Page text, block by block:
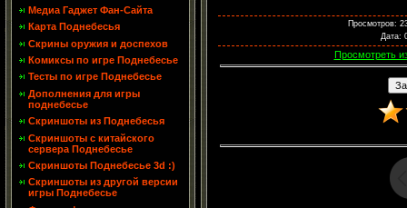
Медиа Гаджет Фан-Сайта
Карта Поднебесья
Скрины оружия и доспехов
Комиксы по игре Поднебесье
Тесты по игре Поднебесье
Дополнения для игры
поднебесье
Скриншоты из Поднебесья
Скриншоты с китайского
сервера Поднебесье
Скриншоты Поднебесье 3d :)
Скриншоты из другой версии
игры Поднебесье
Просмотров:
Дата:
Просмотреть